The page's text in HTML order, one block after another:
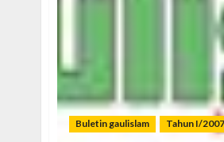
Buletin gaulislam Tahun I/